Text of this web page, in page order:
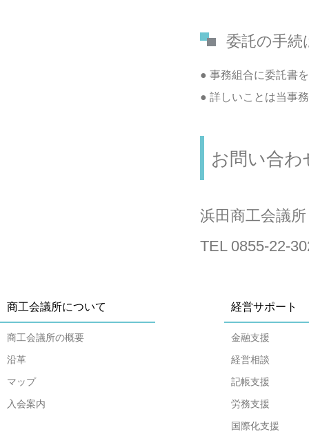
委託の手続
● 事務組合に委託書
● 詳しいことは当事
お問い合わ
浜田商工会議
TEL 0855-22-
商工会議所について
商工会議所の概要
沿革
マップ
入会案内
経営サポート
金融支援
経営相談
記帳支援
労務支援
国際化支援